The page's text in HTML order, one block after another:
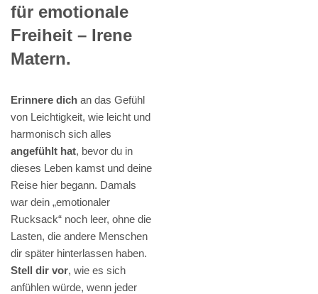
für emotionale
Freiheit – Irene
Matern.
Erinnere dich an das Gefühl
von Leichtigkeit, wie leicht und
harmonisch sich alles
angefühlt hat, bevor du in
dieses Leben kamst und deine
Reise hier begann. Damals
war dein „emotionaler
Rucksack“ noch leer, ohne die
Lasten, die andere Menschen
dir später hinterlassen haben.
Stell dir vor, wie es sich
anfühlen würde, wenn jeder